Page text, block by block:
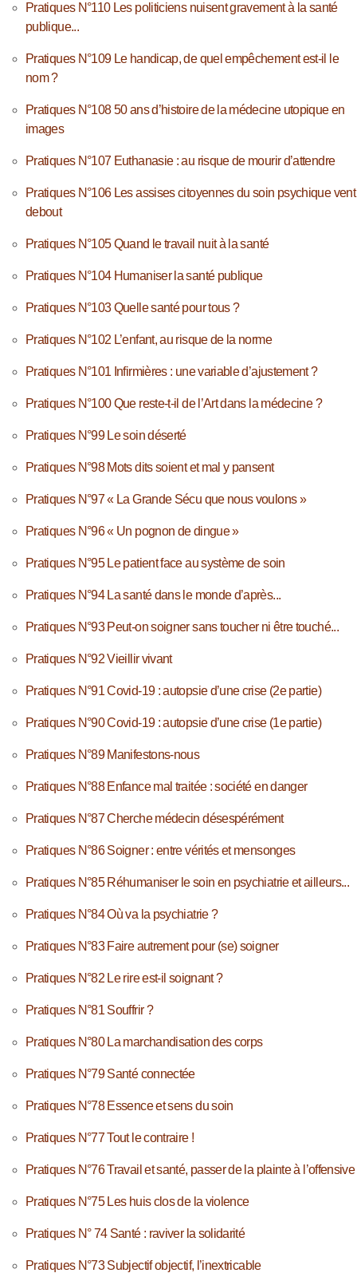
Pratiques N°110 Les politiciens nuisent gravement à la santé
publique...
Pratiques N°109 Le handicap, de quel empêchement est-il le
nom ?
Pratiques N°108 50 ans d’histoire de la médecine utopique en
images
Pratiques N°107 Euthanasie : au risque de mourir d’attendre
Pratiques N°106 Les assises citoyennes du soin psychique vent
debout
Pratiques N°105 Quand le travail nuit à la santé
Pratiques N°104 Humaniser la santé publique
Pratiques N°103 Quelle santé pour tous ?
Pratiques N°102 L’enfant, au risque de la norme
Pratiques N°101 Infirmières : une variable d’ajustement ?
Pratiques N°100 Que reste-t-il de l’Art dans la médecine ?
Pratiques N°99 Le soin déserté
Pratiques N°98 Mots dits soient et mal y pansent
Pratiques N°97 « La Grande Sécu que nous voulons »
Pratiques N°96 « Un pognon de dingue »
Pratiques N°95 Le patient face au système de soin
Pratiques N°94 La santé dans le monde d’après...
Pratiques N°93 Peut-on soigner sans toucher ni être touché...
Pratiques N°92 Vieillir vivant
Pratiques N°91 Covid-19 : autopsie d’une crise (2e partie)
Pratiques N°90 Covid-19 : autopsie d’une crise (1e partie)
Pratiques N°89 Manifestons-nous
Pratiques N°88 Enfance mal traitée : société en danger
Pratiques N°87 Cherche médecin désespérément
Pratiques N°86 Soigner : entre vérités et mensonges
Pratiques N°85 Réhumaniser le soin en psychiatrie et ailleurs...
Pratiques N°84 Où va la psychiatrie ?
Pratiques N°83 Faire autrement pour (se) soigner
Pratiques N°82 Le rire est-il soignant ?
Pratiques N°81 Souffrir ?
Pratiques N°80 La marchandisation des corps
Pratiques N°79 Santé connectée
Pratiques N°78 Essence et sens du soin
Pratiques N°77 Tout le contraire !
Pratiques N°76 Travail et santé, passer de la plainte à l’offensive
Pratiques N°75 Les huis clos de la violence
Pratiques N° 74 Santé : raviver la solidarité
Pratiques N°73 Subjectif objectif, l’inextricable